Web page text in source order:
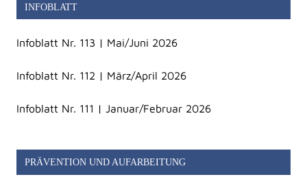
INFOBLATT
Infoblatt Nr. 113 | Mai/Juni 2026
Infoblatt Nr. 112 | März/April 2026
Infoblatt Nr. 111 | Januar/Februar 2026
PRÄVENTION UND AUFARBEITUNG